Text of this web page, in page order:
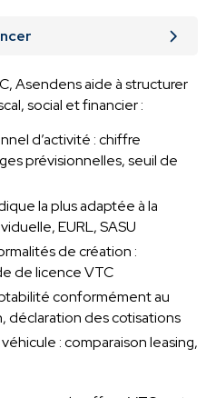
Asendens aide à structurer
social et financier :
d’activité : chiffre
prévisionnelles, seuil de
la plus adaptée à la
EURL, SASU
de création :
de licence VTC
conformément au
déclaration des cotisations
: comparaison leasing,